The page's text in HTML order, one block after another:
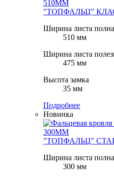
"ТОПФАЛЬЦ"
Ширина листа
510 мм
Ширина листа
475 мм
Высота замка
35 мм
Подробнее
Новинка
"ТОПФАЛЬЦ"
Ширина листа
300 мм